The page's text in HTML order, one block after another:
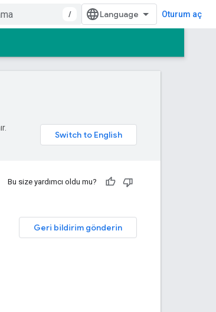
/ Oturum aç
Bu size yardımcı oldu mu?
Geri bildirim gönderin